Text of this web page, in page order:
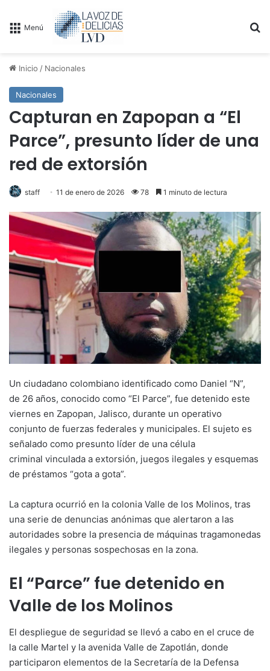
Menú
Inicio / Nacionales
Nacionales
Capturan en Zapopan a “El
Parce”, presunto líder de una
red de extorsión
staff 11 de enero de 2026 78 1 minuto de lectura
Un ciudadano colombiano identificado como Daniel “N”,
de 26 años, conocido como “El Parce”, fue detenido este
viernes en Zapopan, Jalisco, durante un operativo
conjunto de fuerzas federales y municipales. El sujeto es
señalado como presunto líder de una célula
criminal vinculada a extorsión, juegos ilegales y esquemas
de préstamos “gota a gota”.
La captura ocurrió en la colonia Valle de los Molinos, tras
una serie de denuncias anónimas que alertaron a las
autoridades sobre la presencia de máquinas tragamonedas
ilegales y personas sospechosas en la zona.
El “Parce” fue detenido en
Valle de los Molinos
El despliegue de seguridad se llevó a cabo en el cruce de
la calle Martel y la avenida Valle de Zapotlán, donde
participaron elementos de la Secretaría de la Defensa